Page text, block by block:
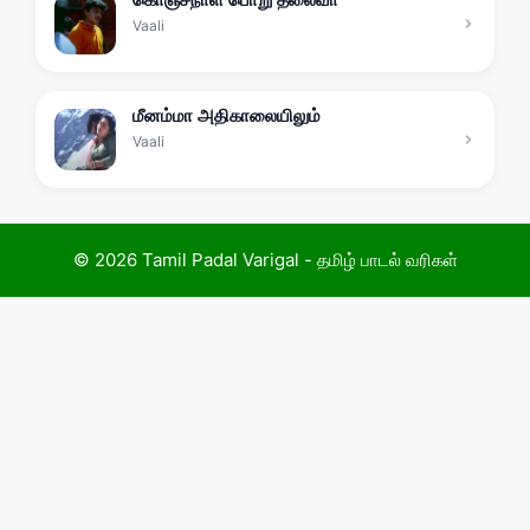
Vaali
மீனம்மா அதிகாலையிலும்
Vaali
© 2026 Tamil Padal Varigal - தமிழ் பாடல் வரிகள்